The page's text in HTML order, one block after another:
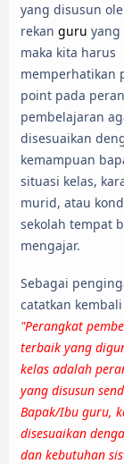
yang disusun
rekan guru yang
maka kita harus
memperhatikan
point pada
pembelajaran
disesuaikan
kemampuan
situasi kelas,
murid, atau
sekolah tempat
mengajar.
Sebagai
catatkan kembali
"Perangkat
terbaik yang
kelas adalah
yang disusun
Bapak/Ibu guru,
disesuaikan
dan kebutuhan